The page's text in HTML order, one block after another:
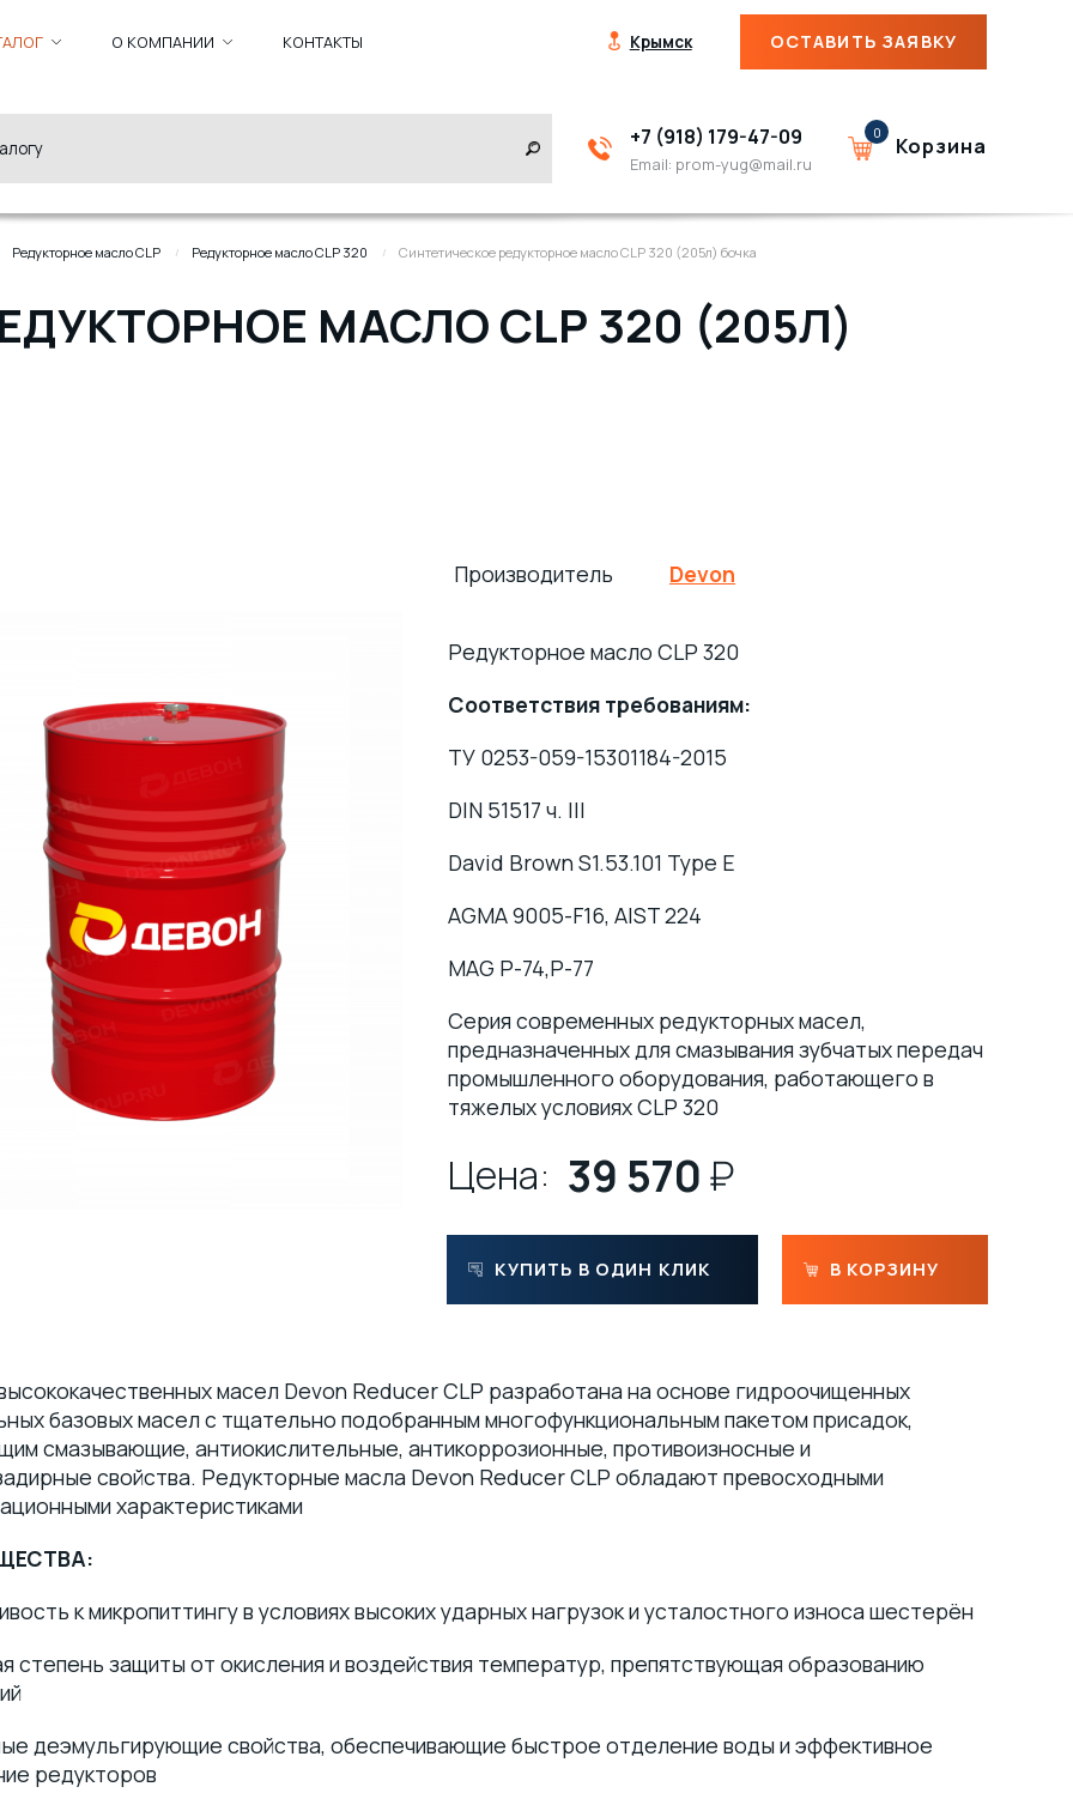
О КОМПАНИИ КОНТАКТЫ Крымск ОСТАВИТЬ ЗАЯВКУ
+7 (918) 179-47-09
Email: prom-yug@mail.ru
0
Корзина
Редукторное масло CLP Редукторное масло CLP 320 Синтетическое редукторное масло CLP 320 (205л) бочка
МАСЛО CLP 320 (205Л)
Производитель Devon
Редукторное масло CLP 320
Соответствия требованиям:
ТУ 0253-059-15301184-2015
DIN 51517 ч. III
David Brown S1.53.101 Type E
AGMA 9005-F16, AIST 224
MAG P-74,P-77
Серия современных редукторных масел,
предназначенных для смазывания зубчатых передач
промышленного оборудования, работающего в
тяжелых условиях CLP 320
Цена: 39 570₽
КУПИТЬ В ОДИН КЛИК В КОРЗИНУ
масел Devon Reducer CLP разработана на основе гидроочищенных
базовых масел с тщательно подобранным многофункциональным пакетом присадок,
смазывающие, антиокислительные, антикоррозионные, противоизносные и
свойства. Редукторные масла Devon Reducer CLP обладают превосходными
характеристиками
к микропиттингу в условиях высоких ударных нагрузок и усталостного износа шестерён
степень защиты от окисления и воздействия температур, препятствующая образованию
деэмульгирующие свойства, обеспечивающие быстрое отделение воды и эффективное
редукторов